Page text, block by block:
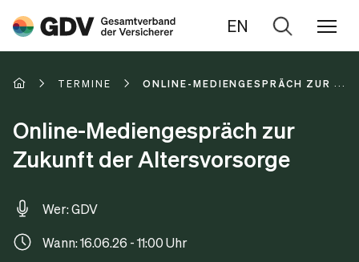
EN
Zur
TERMINE ONLINE-MEDIENGESPRÄCH ZUR
Online-Mediengespräch zur
Zukunft der Altersvorsorge
Wer: GDV
Wann: 16.06.26 - 11:00 Uhr